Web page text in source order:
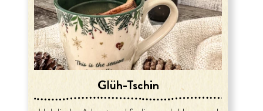
Glüh-Tschin